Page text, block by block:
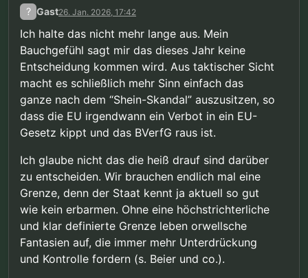
? Gast26. Jan. 2026, 17:42
Ich halte das nicht mehr lange aus. Mein
Bauchgefühl sagt mir das dieses Jahr keine
Entscheidung kommen wird. Aus taktischer Sicht
macht es schließlich mehr Sinn einfach das
ganze nach dem “Shein-Skandal” auszusitzen, so
dass die EU irgendwann ein Verbot in ein EU-
Gesetz kippt und das BVerfG raus ist.
Ich glaube nicht das die heiß drauf sind darüber
zu entscheiden. Wir brauchen endlich mal eine
Grenze, denn der Staat kennt ja aktuell so gut
wie kein erbarmen. Ohne eine höchstrichterliche
und klar definierte Grenze leben orwellsche
Fantasien auf, die immer mehr Unterdrückung
und Kontrolle fordern (s. Beier und co.).